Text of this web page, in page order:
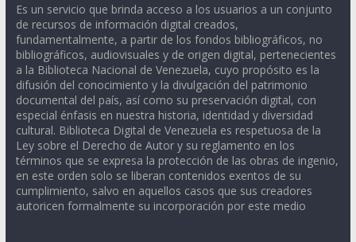
Es un servicio que brinda acceso a los usuarios a un conjunto
de recursos de información digital creados,
fundamentalmente, a partir de los fondos bibliográficos, no
bibliográficos, audiovisuales y de origen digital, pertenecientes
a la Biblioteca Nacional de Venezuela, cuyo propósito es la
difusión del conocimiento y la divulgación del patrimonio
documental del país, así como su preservación digital, con
especial énfasis en nuestra historia, identidad y diversidad
cultural. Biblioteca Digital de Venezuela es respetuosa de la
Ley sobre el Derecho de Autor y su reglamento en los
términos que se expresa la protección de las obras de ingenio,
en este orden solo se liberan contenidos exentos de su
cumplimiento, salvo en aquellos casos que sus creadores
autoricen formalmente su incorporación por este medio